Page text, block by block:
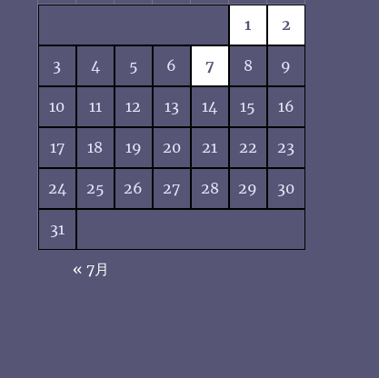
1 2
3 4 5 6 7 8 9
10 11 12 13 14 15 16
17 18 19 20 21 22 23
24 25 26 27 28 29 30
31
« 7月